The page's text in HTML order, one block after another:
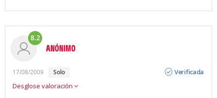
8.2
ANÓNIMO
17/08/2009 Solo
Verificada
Desglose valoración